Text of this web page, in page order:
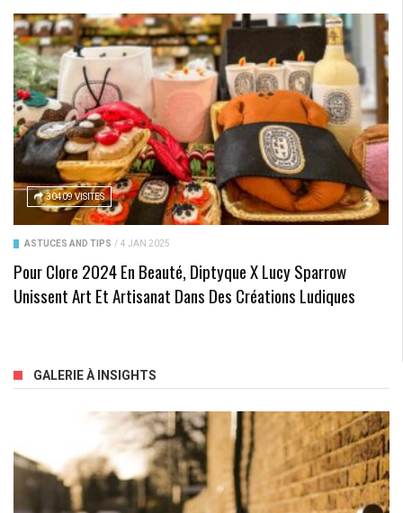
30409 VISITES
ASTUCES AND TIPS / 4 JAN 2025
Pour Clore 2024 En Beauté, Diptyque X Lucy Sparrow
Unissent Art Et Artisanat Dans Des Créations Ludiques
GALERIE À INSIGHTS